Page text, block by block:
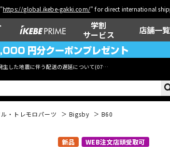
https://global.ikebe-gakki.com/" for direct international
学割
サービス
店舗一覧
生した地震に伴う配送の遅延について(07月29日
ウクレレ
・トレモロパーツ Bigsby B60
新品 WEB注文店頭受取可